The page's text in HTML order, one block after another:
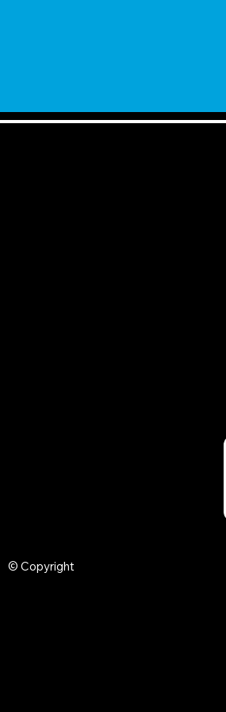
© Copyright